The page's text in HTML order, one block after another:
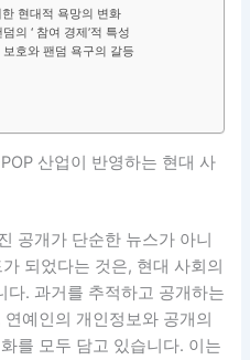
한 현대적 욕망의 변화
의 ‘ 참여 경제’적 특성
호와 팬덤 욕구의 갈등
산업이 반영하는 현대 사
공개가 단순한 뉴스가 아니
가 되었다는 것은, 현대 사회의
다. 과거를 추적하고 공개하는
예인의 개인정보와 공개의
를 모두 담고 있습니다. 이는